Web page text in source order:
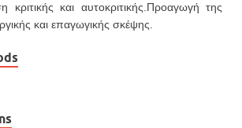
κριτικής και αυτοκριτικής.Προαγωγή της
και επαγωγικής σκέψης.